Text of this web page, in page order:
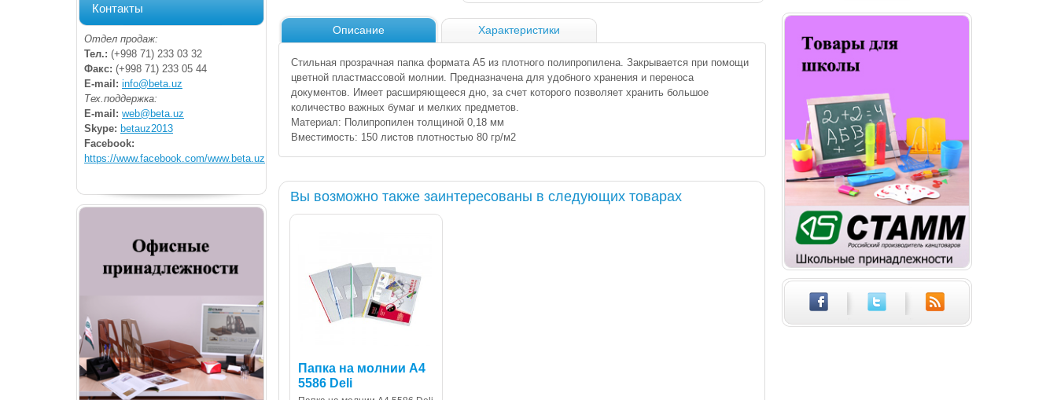
Контакты
Отдел продаж:
Тел.: (+998 71) 233 03 32
Факс: (+998 71) 233 05 44
E-mail: info@beta.uz
Тех.поддержка:
E-mail: web@beta.uz
Skype: betauz2013
Facebook:
https://www.facebook.com/www.beta.uz
Описание Характеристики
Стильная прозрачная папка формата А5 из плотного полипропилена. Закрывается при помощи
цветной пластмассовой молнии. Предназначена для удобного хранения и переноса
документов. Имеет расширяющееся дно, за счет которого позволяет хранить большое
количество важных бумаг и мелких предметов.
Материал: Полипропилен толщиной 0,18 мм
Вместимость: 150 листов плотностью 80 гр/м2
Вы возможно также заинтересованы в следующих товарах
Папка на молнии А4
5586 Deli